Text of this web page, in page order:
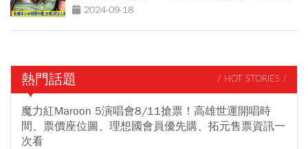
2024-09-18
熱門話題 / HOT STORIES /
魔力紅Maroon 5演唱會8/11搶票！高雄世運開唱時
間、票價座位圖、理想國會員優先購、拓元售票資訊一
次看